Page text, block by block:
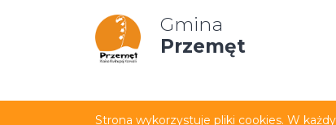
Gmina
Przemęt
Mapa strony
Strona wykorzystuje pliki cookies. W